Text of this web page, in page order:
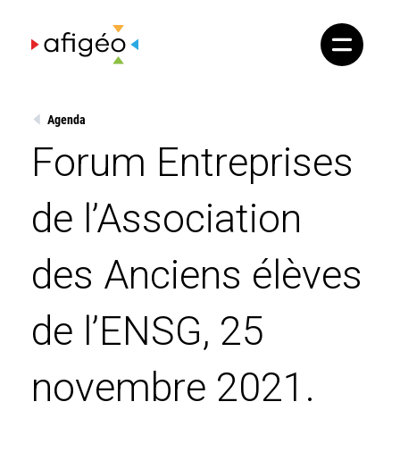
content
Agenda
Forum Entreprises
de l’Association
des Anciens élèves
de l’ENSG, 25
novembre 2021.